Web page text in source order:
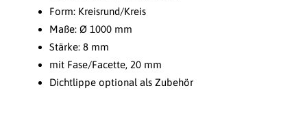
Form: Kreisrund/Kreis
Maße: Ø 1000 mm
Stärke: 8 mm
mit Fase/Facette, 20 mm
Dichtlippe optional als Zubehör